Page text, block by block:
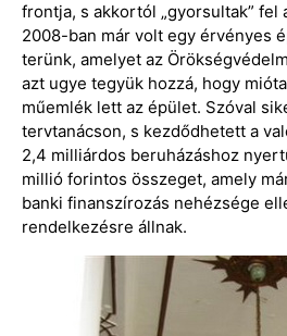
frontja, s akkortól „gyorsultak” fel
2008-ban már volt egy érvényes
terünk, amelyet az
azt ugye tegyük hozzá, hogy
műemlék lett az épület. Szóval
tervtanácson, s kezdődhetett a
2,4 milliárdos beruházáshoz
millió forintos összeget, amely
banki finanszírozás nehézsége
rendelkezésre állnak.